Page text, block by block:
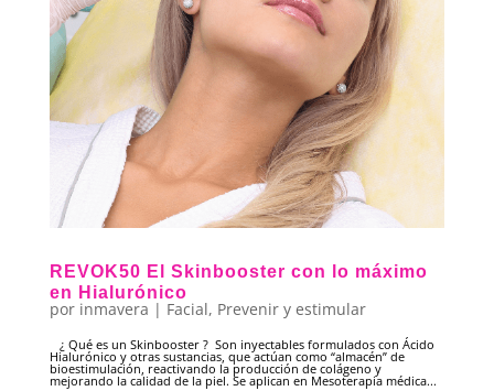
REVOK50 El Skinbooster con lo máximo
en Hialurónico
por inmavera | Facial, Prevenir y estimular
¿ Qué es un Skinbooster ? Son inyectables formulados con Ácido
Hialurónico y otras sustancias, que actúan como “almacén” de
bioestimulación, reactivando la producción de colágeno y
mejorando la calidad de la piel. Se aplican en Mesoterapia médica...